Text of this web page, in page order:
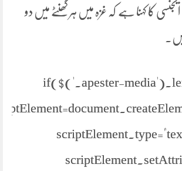
کا کہنا ہے کہ غزہ میں ہر گھنٹے میں دو
if($('.apester-